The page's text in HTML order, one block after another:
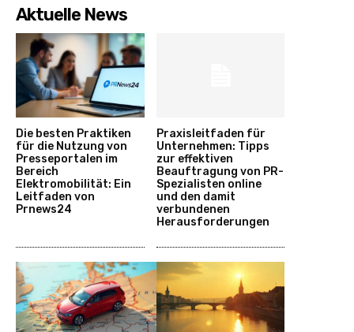
Aktuelle News
Die besten Praktiken
für die Nutzung von
Presseportalen im
Bereich
Elektromobilität: Ein
Leitfaden von
Prnews24
Praxisleitfaden für
Unternehmen: Tipps
zur effektiven
Beauftragung von PR-
Spezialisten online
und den damit
verbundenen
Herausforderungen